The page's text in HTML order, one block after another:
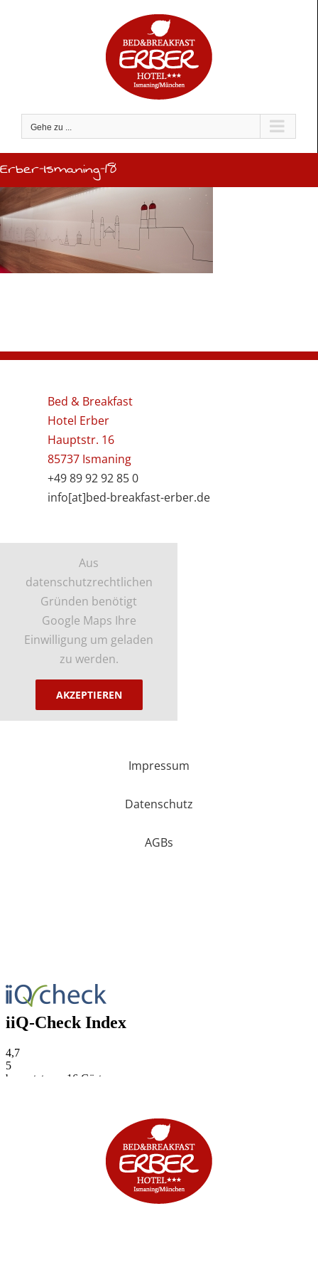
Gehe zu ...
Erber-Ismaning-18
Bed & Breakfast
Hotel Erber
Hauptstr. 16
85737 Ismaning
+49 89 92 92 85 0
info[at]bed-breakfast-erber.de
Aus
datenschutzrechtlichen
Gründen benötigt
Google Maps Ihre
Einwilligung um geladen
zu werden.
AKZEPTIEREN
Impressum
Datenschutz
AGBs